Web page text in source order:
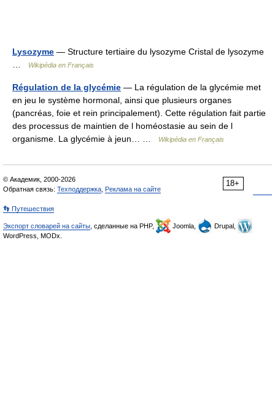
Lysozyme — Structure tertiaire du lysozyme Cristal de lysozyme
Wikipédia en Français
Régulation de la glycémie — La régulation de la glycémie met
en jeu le système hormonal, ainsi que plusieurs organes
(pancréas, foie et rein principalement). Cette régulation fait partie
des processus de maintien de l homéostasie au sein de l
organisme. La glycémie à jeun… …
Wikipédia en Français
18+
© Академик, 2000-2026
Обратная связь: Техподдержка Реклама на сайте
👣 Путешествия
Экспорт словарей на сайты , сделанные на PHP, Joomla,
Drupal,
WordPress, MODx.